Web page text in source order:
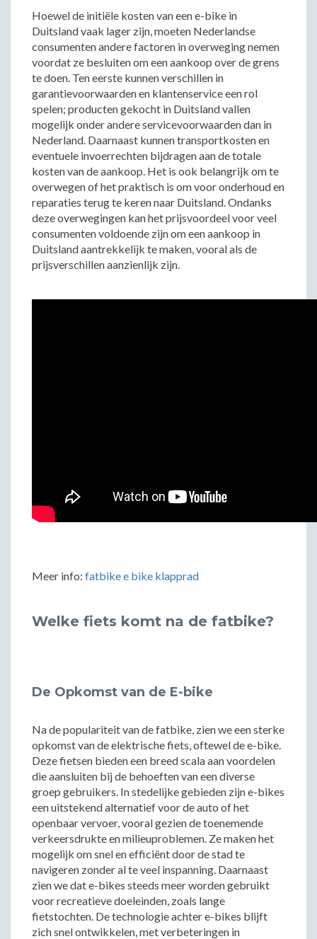
Hoewel de initiële kosten van een e-bike in
Duitsland vaak lager zijn, moeten Nederlandse
consumenten andere factoren in overweging nemen
voordat ze besluiten om een aankoop over de grens
te doen. Ten eerste kunnen verschillen in
garantievoorwaarden en klantenservice een rol
spelen; producten gekocht in Duitsland vallen
mogelijk onder andere servicevoorwaarden dan in
Nederland. Daarnaast kunnen transportkosten en
eventuele invoerrechten bijdragen aan de totale
kosten van de aankoop. Het is ook belangrijk om te
overwegen of het praktisch is om voor onderhoud en
reparaties terug te keren naar Duitsland. Ondanks
deze overwegingen kan het prijsvoordeel voor veel
consumenten voldoende zijn om een aankoop in
Duitsland aantrekkelijk te maken, vooral als de
prijsverschillen aanzienlijk zijn.
Meer info: fatbike e bike klapprad
Welke fiets komt na de fatbike?
De Opkomst van de E-bike
Na de populariteit van de fatbike, zien we een sterke
opkomst van de elektrische fiets, oftewel de e-bike.
Deze fietsen bieden een breed scala aan voordelen
die aansluiten bij de behoeften van een diverse
groep gebruikers. In stedelijke gebieden zijn e-bikes
een uitstekend alternatief voor de auto of het
openbaar vervoer, vooral gezien de toenemende
verkeersdrukte en milieuproblemen. Ze maken het
mogelijk om snel en efficiënt door de stad te
navigeren zonder al te veel inspanning. Daarnaast
zien we dat e-bikes steeds meer worden gebruikt
voor recreatieve doeleinden, zoals lange
fietstochten. De technologie achter e-bikes blijft
zich snel ontwikkelen, met verbeteringen in